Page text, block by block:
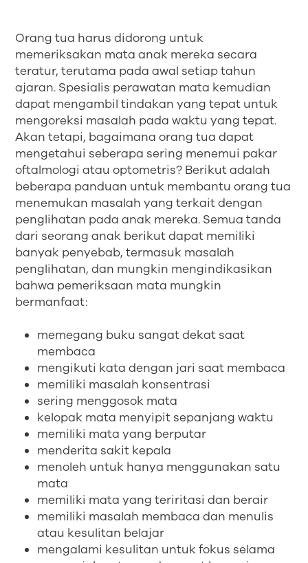
Orang tua harus didorong untuk
memeriksakan mata anak mereka secara
teratur, terutama pada awal setiap tahun
ajaran. Spesialis perawatan mata kemudian
dapat mengambil tindakan yang tepat untuk
mengoreksi masalah pada waktu yang tepat.
Akan tetapi, bagaimana orang tua dapat
mengetahui seberapa sering menemui pakar
oftalmologi atau optometris? Berikut adalah
beberapa panduan untuk membantu orang tua
menemukan masalah yang terkait dengan
penglihatan pada anak mereka. Semua tanda
dari seorang anak berikut dapat memiliki
banyak penyebab, termasuk masalah
penglihatan, dan mungkin mengindikasikan
bahwa pemeriksaan mata mungkin
bermanfaat:
memegang buku sangat dekat saat
membaca
mengikuti kata dengan jari saat membaca
memiliki masalah konsentrasi
sering menggosok mata
kelopak mata menyipit sepanjang waktu
memiliki mata yang berputar
menderita sakit kepala
menoleh untuk hanya menggunakan satu
mata
memiliki mata yang teriritasi dan berair
memiliki masalah membaca dan menulis
atau kesulitan belajar
mengalami kesulitan untuk fokus selama